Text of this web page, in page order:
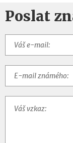
Poslat